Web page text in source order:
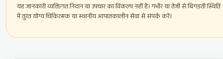
यह जानकारी व्यक्तिगत निदान या उपचार का विकल्प नहीं है। गंभीर या तेज़ी से बिगड़ती स्थिति
में तुरंत योग्य चिकित्सक या स्थानीय आपातकालीन सेवा से संपर्क करें।